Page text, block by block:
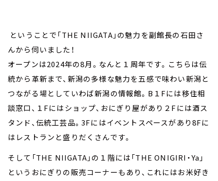
ということで「THE NIIGATA」の魅力を副館長の石田さ
んから伺いました！
オープンは2024年の8月。なんと１周年です。こちらは伝
統から革新まで、新潟の多様な魅力を五感で味わい新潟と
つながる場としていわば新潟の情報館。B１Fには移住相
談窓口、１Fにはショップ、おにぎり屋があり２Fには酒ス
タンド、伝統工芸品。3Fにはイベントスペースがあり8Fに
はレストランと盛りだくさんです。
そして「THE NIIGATA」の１階には「THE ONIGIRI・Ya」
というおにぎりの販売コーナーもあり、これにはお米好き